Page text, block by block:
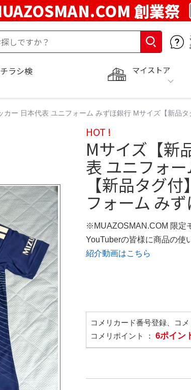
創業祭
マイストア
ラシ検
カー 日本代表 ユニフォーム みずほ銀行 Mサイズ【新品
HOT !
Mサイズ【新
表 ユニフォ
【新品タグ
フォーム み
※MUAZOSMAN.COM 限定
YouTuberの皆様に商品の使
紹介動画はこちら
コメリカード番号登録、コ
コメリポイント ： 6ポイン